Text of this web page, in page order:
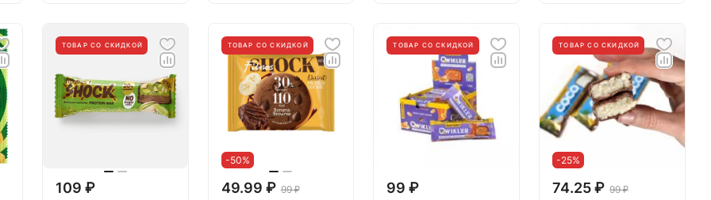
ТОВАР СО СКИДКОЙ
109 ₽
ТОВАР СО СКИДКОЙ
-50%
49.99 ₽ 99 ₽
ТОВАР СО СКИДКОЙ
99 ₽
ТОВАР СО СКИДКОЙ
-25%
74.25 ₽ 99 ₽